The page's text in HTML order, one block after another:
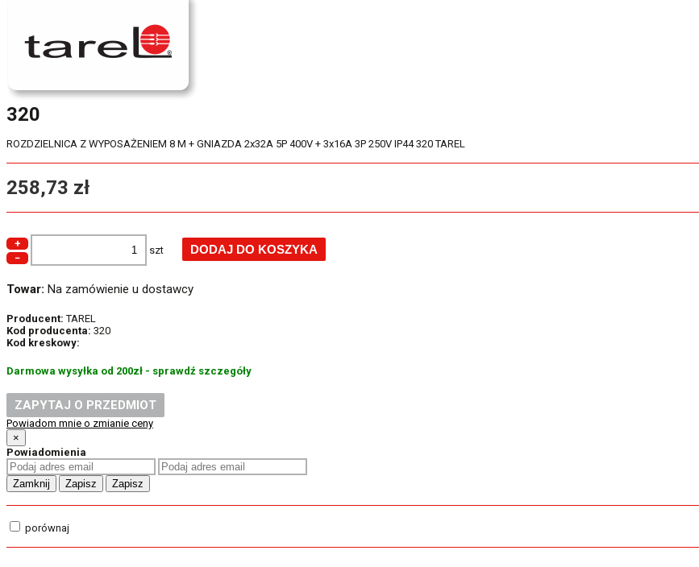
320
ROZDZIELNICA Z WYPOSAŻENIEM 8 M + GNIAZDA 2x32A 5P 400V + 3x16A 3P 250V IP44 320 TAREL
258,73 zł
+
−
szt
Towar: Na zamówienie u dostawcy
Producent: TAREL
Kod producenta: 320
Kod kreskowy:
Darmowa wysyłka od 200zł - sprawdź szczegóły
ZAPYTAJ O PRZEDMIOT
Powiadom mnie o zmianie ceny
×
Powiadomienia
Zamknij Zapisz Zapisz
porównaj